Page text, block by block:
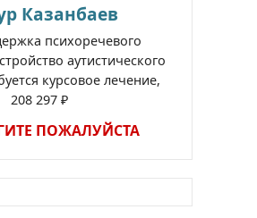
Казанбаев
психоречевого
аутистического
курсовое лечение,
208 297 ₽
ПОЖАЛУЙСТА